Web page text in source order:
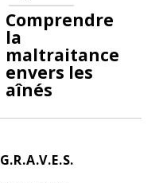
Comprendre
la
maltraitance
envers les
aînés
G.R.A.V.E.S.